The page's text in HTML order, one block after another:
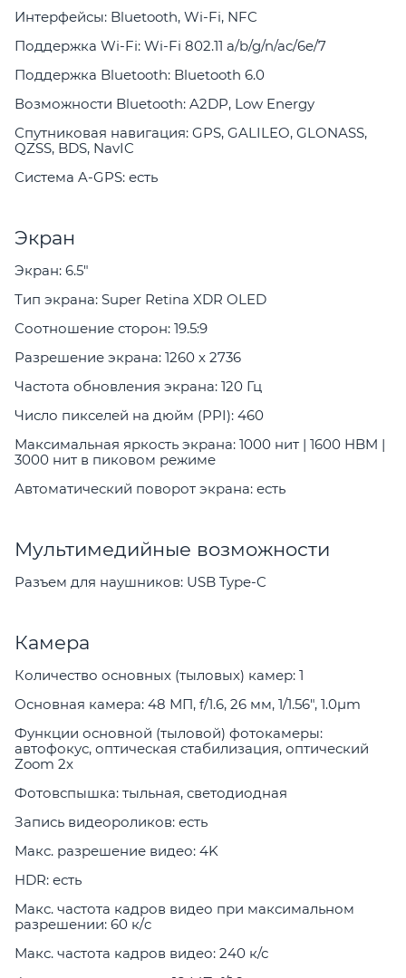
Интерфейсы: Bluetooth, Wi-Fi, NFC
Поддержка Wi-Fi: Wi-Fi 802.11 a/b/g/n/ac/6e/7
Поддержка Bluetooth: Bluetooth 6.0
Возможности Bluetooth: A2DP, Low Energy
Спутниковая навигация: GPS, GALILEO, GLONASS,
QZSS, BDS, NavIC
Система A-GPS: есть
Экран
Экран: 6.5"
Тип экрана: Super Retina XDR OLED
Соотношение сторон: 19.5:9
Разрешение экрана: 1260 x 2736
Частота обновления экрана: 120 Гц
Число пикселей на дюйм (PPI): 460
Максимальная яркость экрана: 1000 нит | 1600 HBM |
3000 нит в пиковом режиме
Автоматический поворот экрана: есть
Мультимедийные возможности
Разъем для наушников: USB Type-C
Камера
Количество основных (тыловых) камер: 1
Основная камера: 48 МП, f/1.6, 26 мм, 1/1.56", 1.0µm
Функции основной (тыловой) фотокамеры:
автофокус, оптическая стабилизация, оптический
Zoom 2x
Фотовспышка: тыльная, светодиодная
Запись видеороликов: есть
Макс. разрешение видео: 4K
HDR: есть
Макс. частота кадров видео при максимальном
разрешении: 60 к/c
Макс. частота кадров видео: 240 к/с